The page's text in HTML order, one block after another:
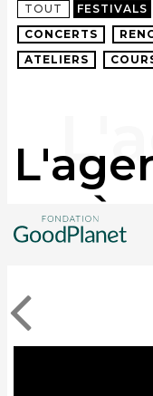
TOUT FESTIVALS
CONCERTS
ATELIERS